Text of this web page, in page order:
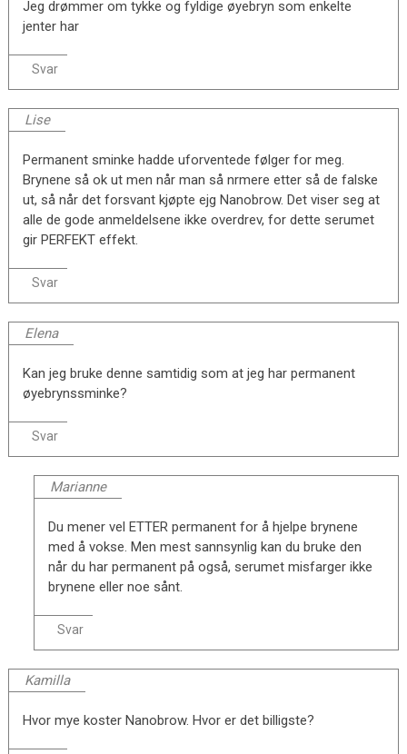
Jeg drømmer om tykke og fyldige øyebryn som enkelte
jenter har
Svar
Lise
Permanent sminke hadde uforventede følger for meg.
Brynene så ok ut men når man så nrmere etter så de falske
ut, så når det forsvant kjøpte ejg Nanobrow. Det viser seg at
alle de gode anmeldelsene ikke overdrev, for dette serumet
gir PERFEKT effekt.
Svar
Elena
Kan jeg bruke denne samtidig som at jeg har permanent
øyebrynssminke?
Svar
Marianne
Du mener vel ETTER permanent for å hjelpe brynene
med å vokse. Men mest sannsynlig kan du bruke den
når du har permanent på også, serumet misfarger ikke
brynene eller noe sånt.
Svar
Kamilla
Hvor mye koster Nanobrow. Hvor er det billigste?